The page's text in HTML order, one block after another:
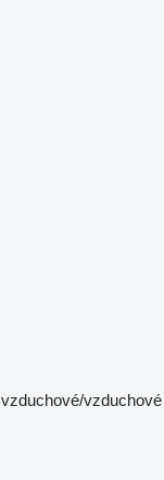
vzduchové/vzduchové